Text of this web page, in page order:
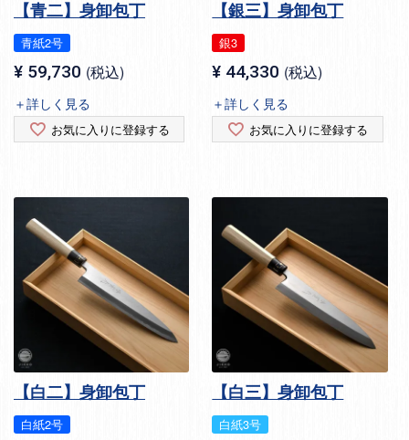
【青二】身卸包丁
青紙2号
¥ 59,730 税込
＋詳しく見る
お気に入りに登録する
【銀三】身卸包丁
銀3
¥ 44,330 税込
＋詳しく見る
お気に入りに登録する
【白二】身卸包丁
白紙2号
【白三】身卸包丁
白紙3号